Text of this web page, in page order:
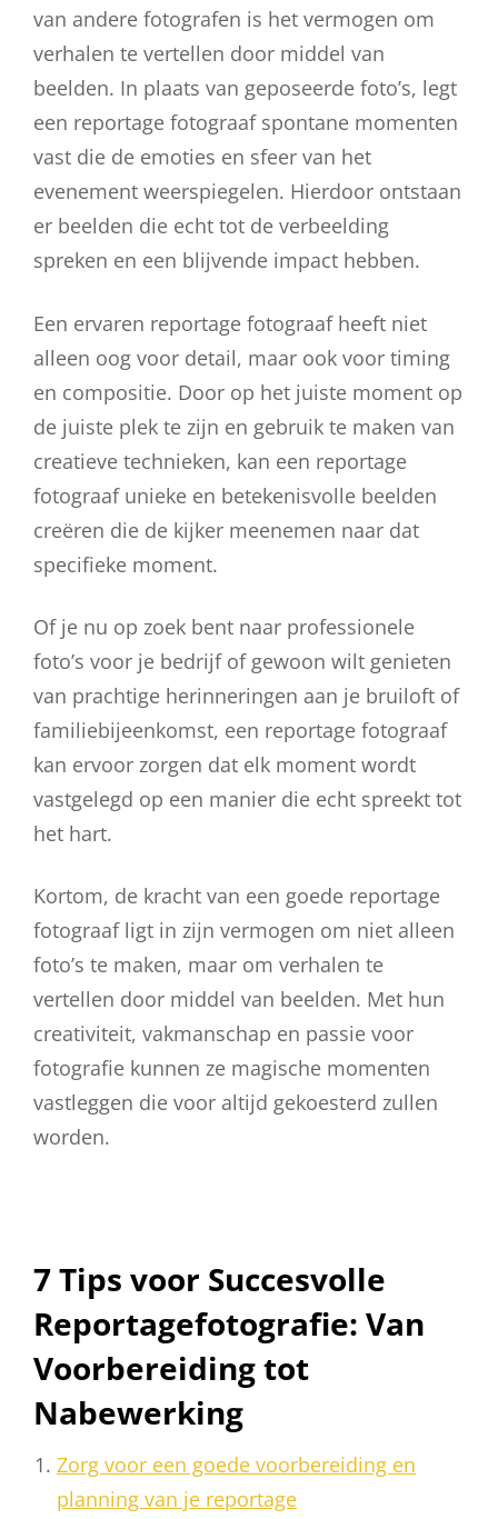
van andere fotografen is het vermogen om
verhalen te vertellen door middel van
beelden. In plaats van geposeerde foto’s, legt
een reportage fotograaf spontane momenten
vast die de emoties en sfeer van het
evenement weerspiegelen. Hierdoor ontstaan
er beelden die echt tot de verbeelding
spreken en een blijvende impact hebben.
Een ervaren reportage fotograaf heeft niet
alleen oog voor detail, maar ook voor timing
en compositie. Door op het juiste moment op
de juiste plek te zijn en gebruik te maken van
creatieve technieken, kan een reportage
fotograaf unieke en betekenisvolle beelden
creëren die de kijker meenemen naar dat
specifieke moment.
Of je nu op zoek bent naar professionele
foto’s voor je bedrijf of gewoon wilt genieten
van prachtige herinneringen aan je bruiloft of
familiebijeenkomst, een reportage fotograaf
kan ervoor zorgen dat elk moment wordt
vastgelegd op een manier die echt spreekt tot
het hart.
Kortom, de kracht van een goede reportage
fotograaf ligt in zijn vermogen om niet alleen
foto’s te maken, maar om verhalen te
vertellen door middel van beelden. Met hun
creativiteit, vakmanschap en passie voor
fotografie kunnen ze magische momenten
vastleggen die voor altijd gekoesterd zullen
worden.
7 Tips voor Succesvolle
Reportagefotografie: Van
Voorbereiding tot
Nabewerking
Zorg voor een goede voorbereiding en
planning van je reportage